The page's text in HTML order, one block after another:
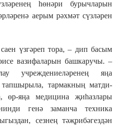
һөнәри бурычларын
аерым рәхмәт сүзләрен
үзгәреп тора, – дип басым
вазифаларын башкаручы. –
учреждениеләренең яңа
тапшырыла, тармакның матди-
өр-яңа медицина җиһазлары
генә заманча техника
сезнең тәҗрибәгездән